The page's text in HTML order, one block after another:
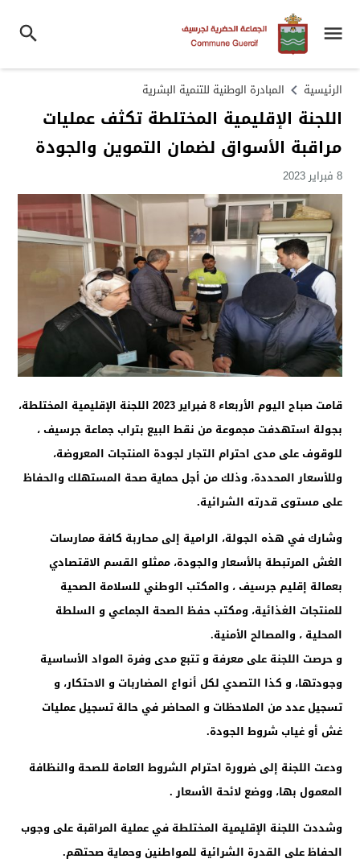
الرئيسية المبادرة الوطنية للتنمية البشرية
اللجنة الإقليمية المختلطة تكثف عمليات
مراقبة الأسواق لضمان التموين والجودة
8 فبراير 2023
قامت صباح اليوم الأربعاء 8 فبراير 2023 اللجنة الإقليمية المختلطة،
بجولة استهدفت مجموعة من نقط البيع بتراب جماعة جرسيف ،
للوقوف على مدى احترام التجار لجودة المنتجات المعروضة،
وللأسعار المحددة، وذلك من أجل حماية صحة المستهلك والحفاظ
على مستوى قدرته الشرائية.
وشارك في هذه الجولة، الرامية إلى محاربة كافة ممارسات
الغش المرتبطة بالأسعار والجودة، ممثلو القسم الاقتصادي
بعمالة إقليم جرسيف ، والمكتب الوطني للسلامة الصحية
للمنتجات الغذائية، ومكتب حفظ الصحة الجماعي و السلطة
المحلية ، والمصالح الأمنية.
و حرصت اللجنة على معرفة و تتبع مدى وفرة المواد الأساسية
وجودتها، و كذا التصدي لكل أنواع المضاربات و الاحتكار، و
تسجيل عدد من الملاحظات و المحاضر في حالة تسجيل عمليات
غش أو غياب شروط الجودة.
ودعت اللجنة إلى ضرورة احترام الشروط العامة للصحة والنظافة
المعمول بها، ووضع لائحة الأسعار .
وشددت اللجنة الإقليمية المختلطة في عملية المراقبة على وجوب
الحفاظ على القدرة الشرائية للمواطنين وحماية صحتهم.